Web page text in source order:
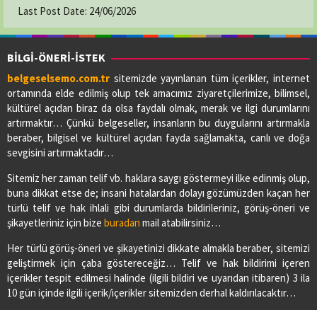
Last Post Date: 24/06/2026
BİLGİ-ÖNERİ-İSTEK
belgeselsemo.com.tr sitemizde yayınlanan tüm içerikler, internet
ortamında elde edilmiş olup tek amacımız ziyaretçilerimize, bilimsel,
kültürel açıdan biraz da olsa faydalı olmak, merak ve ilgi durumlarını
artırmaktır… Çünkü belgeseller, insanların bu duygularını artırmakla
beraber, bilgisel ve kültürel açıdan fayda sağlamakta, canlı ve doğa
sevgisini artırmaktadır…
Sitemiz her zaman telif vb. haklara saygı göstermeyi ilke edinmiş olup,
buna dikkat etse de; insani hatalardan dolayı gözümüzden kaçan her
türlü telif ve hak ihlali gibi durumlarda bildirileriniz, görüş-öneri ve
şikayetleriniz için bize buradan mail atabilirsiniz…
Her türlü görüş-öneri ve şikayetinizi dikkate almakla beraber, sitemizi
geliştirmek için çaba göstereceğiz… Telif ve hak bildirimi içeren
içerikler tespit edilmesi halinde (ilgili bildiri ve uyarıdan itibaren) 3 ila
10 gün içinde ilgili içerik/içerikler sitemizden derhal kaldırılacaktır…